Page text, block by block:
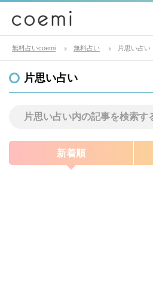
無料占いcoemi 無料占い 片思い占い
片思い占い
新着順